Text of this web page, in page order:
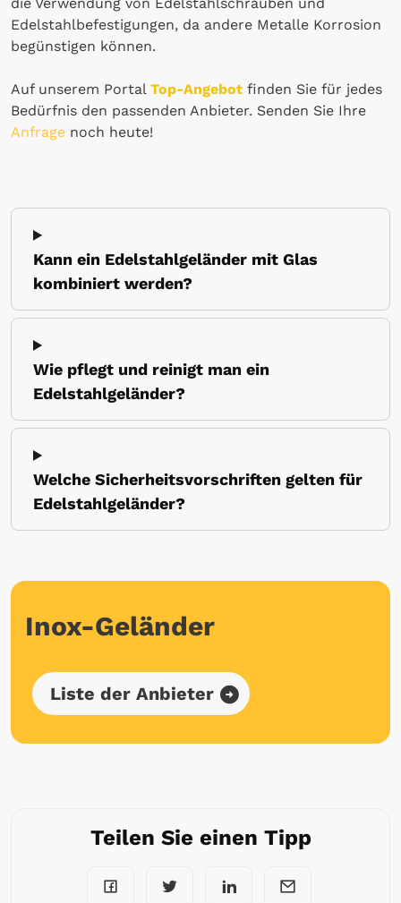
Edelstahlbefestigungen, da andere Metalle Korrosion
begünstigen können.
Auf unserem Portal Top-Angebot finden Sie für jedes
Bedürfnis den passenden Anbieter. Senden Sie Ihre
Anfrage noch heute!
Kann ein Edelstahlgeländer mit Glas
kombiniert werden?
Wie pflegt und reinigt man ein
Edelstahlgeländer?
Welche Sicherheitsvorschriften gelten für
Edelstahlgeländer?
Inox-Geländer
Liste der Anbieter
Teilen Sie einen Tipp